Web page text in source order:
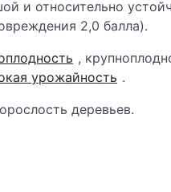
и относительно
2,0 балла).
,
урожайность .
деревьев.